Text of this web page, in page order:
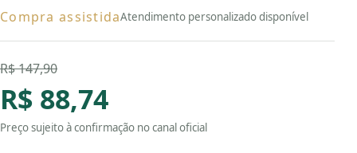
Compra assistidaAtendimento personalizado disponível
R$ 147,90
R$ 88,74
Preço sujeito à confirmação no canal oficial